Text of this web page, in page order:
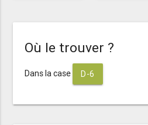
Où le trouver ?
Dans la case D-6